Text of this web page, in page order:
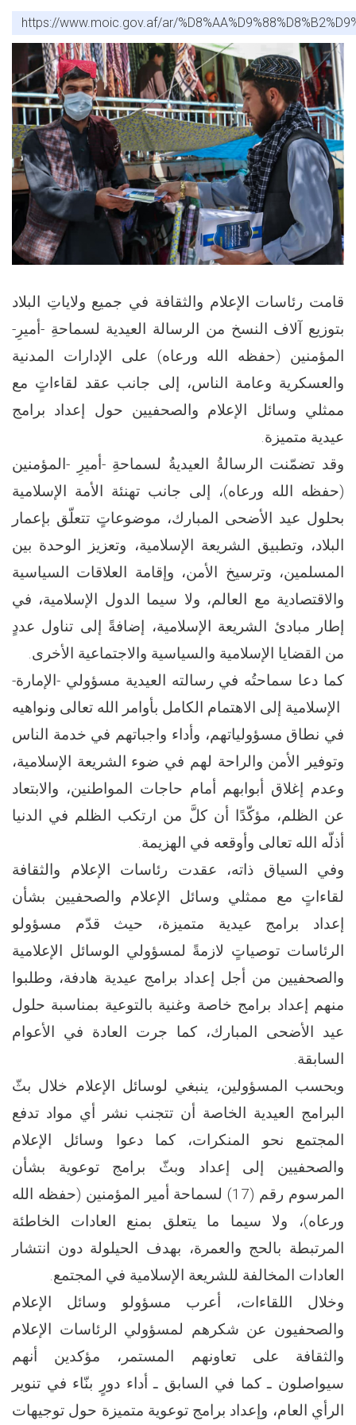
https://www.moic.gov.af/ar/
قامت رئاسات الإعلام والثقافة في جميع ولاياتِ البلاد
بتوزيع آلاف النسخ من الرسالة العيدية لسماحةِ -أميرِ-
المؤمنين (حفظه الله ورعاه) على الإدارات المدنية
والعسكرية وعامة الناس، إلى جانب عقد لقاءاتٍ مع
ممثلي وسائل الإعلام والصحفيين حول إعداد برامج
عيدية متميزة.
وقد تضمّنت الرسالةُ العيديةُ لسماحةِ -أميرِ -المؤمنين
(حفظه الله ورعاه)، إلى جانب تهنئة الأمة الإسلامية
بحلول عيد الأضحى المبارك، موضوعاتٍ تتعلّق بإعمار
البلاد، وتطبيق الشريعة الإسلامية، وتعزيز الوحدة بين
المسلمين، وترسيخ الأمن، وإقامة العلاقات السياسية
والاقتصادية مع العالم، ولا سيما الدول الإسلامية، في
إطار مبادئ الشريعة الإسلامية، إضافةً إلى تناول عددٍ
من القضايا الإسلامية والسياسية والاجتماعية الأخرى.
كما دعا سماحتُه في رسالته العيدية مسؤولي -الإمارة-
الإسلامية إلى الاهتمام الكامل بأوامر الله تعالى ونواهيه
في نطاق مسؤولياتهم، وأداء واجباتهم في خدمة الناس
وتوفير الأمن والراحة لهم في ضوء الشريعة الإسلامية،
وعدم إغلاق أبوابهم أمام حاجات المواطنين، والابتعاد
عن الظلم، مؤكّدًا أن كلَّ من ارتكب الظلم في الدنيا
أذلّه الله تعالى وأوقعه في الهزيمة.
وفي السياق ذاته، عقدت رئاسات الإعلام والثقافة
لقاءاتٍ مع ممثلي وسائل الإعلام والصحفيين بشأن
إعداد برامج عيدية متميزة، حيث قدّم مسؤولو
الرئاسات توصياتٍ لازمةً لمسؤولي الوسائل الإعلامية
والصحفيين من أجل إعداد برامج عيدية هادفة، وطلبوا
منهم إعداد برامج خاصة وغنية بالتوعية بمناسبة حلول
عيد الأضحى المبارك، كما جرت العادة في الأعوام
السابقة.
وبحسب المسؤولين، ينبغي لوسائل الإعلام خلال بثّ
البرامج العيدية الخاصة أن تتجنب نشر أي مواد تدفع
المجتمع نحو المنكرات، كما دعوا وسائل الإعلام
والصحفيين إلى إعداد وبثّ برامج توعوية بشأن
المرسوم رقم (17) لسماحة أمير المؤمنين (حفظه الله
ورعاه)، ولا سيما ما يتعلق بمنع العادات الخاطئة
المرتبطة بالحج والعمرة، بهدف الحيلولة دون انتشار
العادات المخالفة للشريعة الإسلامية في المجتمع.
وخلال اللقاءات، أعرب مسؤولو وسائل الإعلام
والصحفيون عن شكرهم لمسؤولي الرئاسات الإعلام
والثقافة على تعاونهم المستمر، مؤكدين أنهم
سيواصلون ـ كما في السابق ـ أداء دورٍ بنّاء في تنوير
الرأي العام، وإعداد برامج توعوية متميزة حول توجيهات